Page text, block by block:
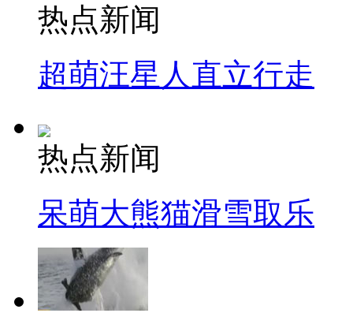
热点新闻
超萌汪星人直立行走
热点新闻
呆萌大熊猫滑雪取乐